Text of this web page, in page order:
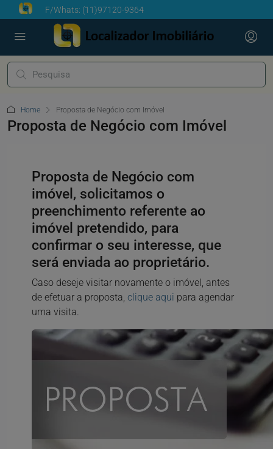
F/Whats: (11)97120-9364
Home Proposta de Negócio com Imóvel
Proposta de Negócio com Imóvel
Proposta de Negócio com
imóvel, solicitamos o
preenchimento referente ao
imóvel pretendido, para
confirmar o seu interesse, que
será enviada ao proprietário.
Caso deseje visitar novamente o imóvel, antes
de efetuar a proposta, clique aqui para agendar
uma visita.